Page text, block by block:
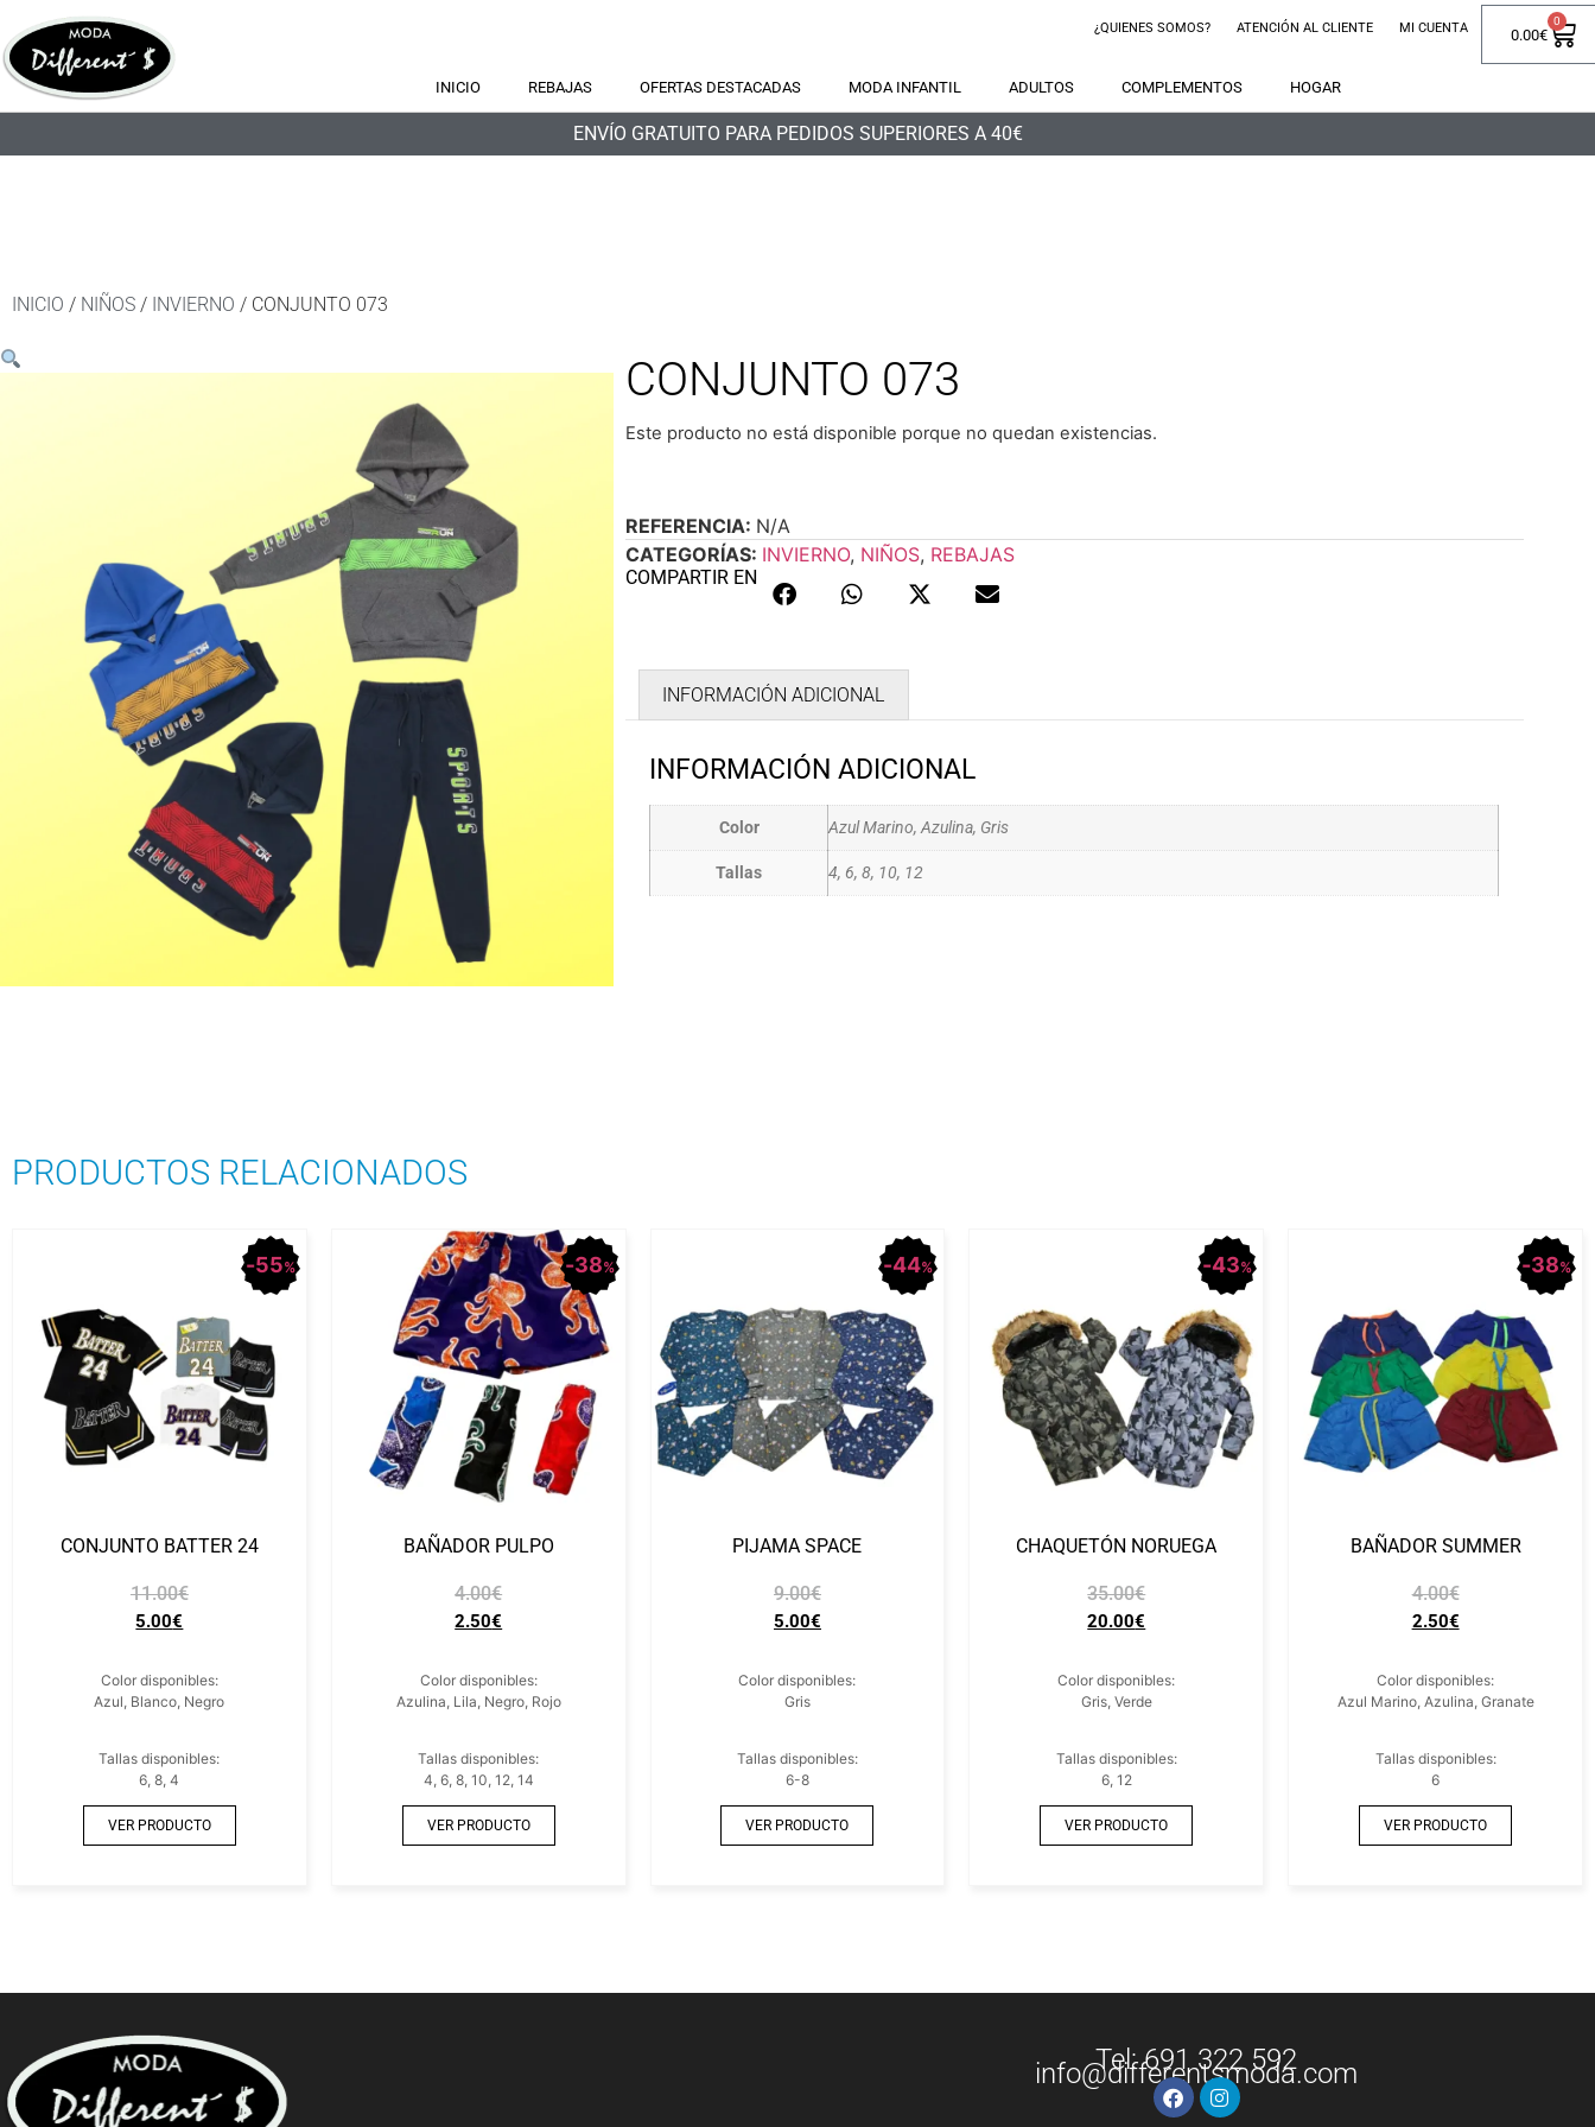
¿QUIENES SOMOS? ATENCIÓN AL CLIENTE MI CUENTA 0.00€
0
INICIO REBAJAS OFERTAS DESTACADAS MODA INFANTIL ADULTOS COMPLEMENTOS HOGAR
ENVÍO GRATUITO PARA PEDIDOS SUPERIORES A 40€
INICIO / NIÑOS / INVIERNO / CONJUNTO 073
CONJUNTO 073
Este producto no está disponible porque no quedan existencias.
REFERENCIA: N/A
CATEGORÍAS: INVIERNO, NIÑOS, REBAJAS
COMPARTIR EN
INFORMACIÓN ADICIONAL
INFORMACIÓN ADICIONAL
Color Azul Marino, Azulina, Gris
Tallas 4, 6, 8, 10, 12
PRODUCTOS RELACIONADOS
55%
CONJUNTO BATTER 24
11.00€
5.00€
Color disponibles:
Azul, Blanco, Negro
Tallas disponibles:
6, 8, 4
VER PRODUCTO
38%
BAÑADOR PULPO
4.00€
2.50€
Color disponibles:
Azulina, Lila, Negro, Rojo
Tallas disponibles:
4, 6, 8, 10, 12, 14
VER PRODUCTO
44%
PIJAMA SPACE
9.00€
5.00€
Color disponibles:
Gris
Tallas disponibles:
6-8
VER PRODUCTO
43%
CHAQUETÓN NORUEGA
35.00€
20.00€
Color disponibles:
Gris, Verde
Tallas disponibles:
6, 12
VER PRODUCTO
38%
BAÑADOR SUMMER
4.00€
2.50€
Color disponibles:
Azul Marino, Azulina, Granate
Tallas disponibles:
6
VER PRODUCTO
Tel: 691 322 592
info@differentsmoda.com